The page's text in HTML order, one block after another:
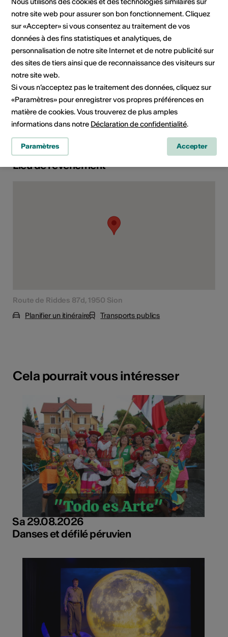
Organisateur
Théâtre Indocile
Route de Riddes 87d
1950 Sion
Téléphone +41772602420
Site Internet
Domaine
Type d'événement
Spectacle
Lieu de l'événement
Route de Riddes 87d, 1950 Sion
Planifier un itinéraire
Transports publics
Cela pourrait vous intéresser
Sa 29.08.2026
Danses et défilé péruvien
notre site web pour assurer son bon fonctionnement. Cliquez
sur «Accepter» si vous consentez au traitement de vos
données à des fins statistiques et analytiques, de
personnalisation de notre site Internet et de notre publicité sur
des sites de tiers ainsi que de reconnaissance des visiteurs sur
notre site web.
Si vous n’acceptez pas le traitement des données, cliquez sur
«Paramètres» pour enregistrer vos propres préférences en
matière de cookies. Vous trouverez de plus amples
informations dans notre Déclaration de confidentialité.
Paramètres Accepter